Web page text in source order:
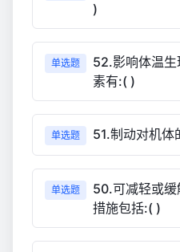
)
单选题
52.影响体温生
素有:( )
单选题 51.制动对机体
单选题
50.可减轻或
措施包括:( )